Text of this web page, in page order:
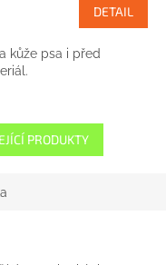
DETAIL
kůže psa i před
PRODUKTY